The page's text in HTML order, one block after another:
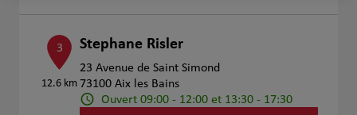
3
12.6 km
Stephane Risler
23 Avenue de Saint Simond
73100 Aix les Bains
Ouvert 09:00 - 12:00 et 13:30 - 17:30